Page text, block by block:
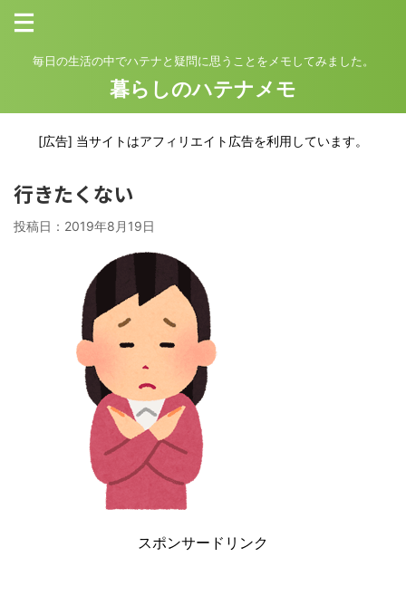
毎日の生活の中でハテナと疑問に思うことをメモしてみました。
暮らしのハテナメモ
[広告] 当サイトはアフィリエイト広告を利用しています。
行きたくない
投稿日： 2019年8月19日
スポンサードリンク